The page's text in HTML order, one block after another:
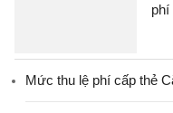
phí
Mức thu lệ phí cấp thẻ